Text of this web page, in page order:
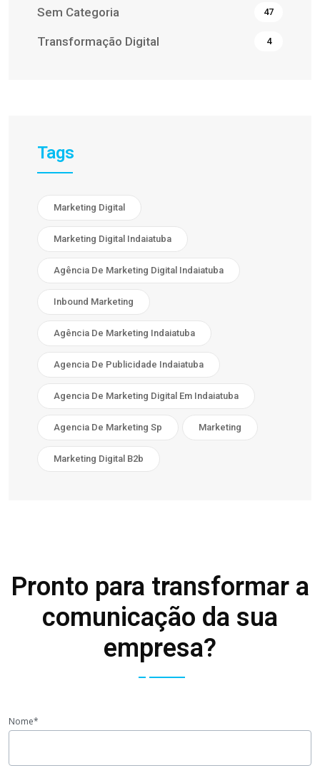
Sem Categoria 47
Transformação Digital 4
Tags
Marketing Digital
Marketing Digital Indaiatuba
Agência De Marketing Digital Indaiatuba
Inbound Marketing
Agência De Marketing Indaiatuba
Agencia De Publicidade Indaiatuba
Agencia De Marketing Digital Em Indaiatuba
Agencia De Marketing Sp Marketing
Marketing Digital B2b
Pronto para transformar a
comunicação da sua
empresa?
Nome*